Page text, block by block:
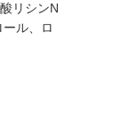
リシンN
ル、ロ